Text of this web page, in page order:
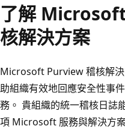
了解
核解決方案
Microsoft Purview 稽核解
助組織有效地回應安全性事
務。 貴組織的統一稽核日誌
項 Microsoft 服務與解決方